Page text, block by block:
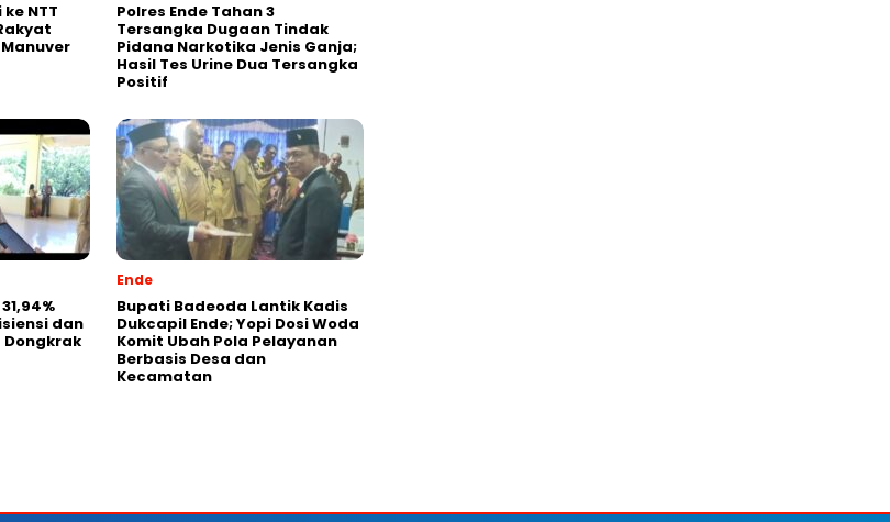
NTT
Polres Ende Tahan 3
Tersangka Dugaan Tindak
Pidana Narkotika Jenis Ganja;
Hasil Tes Urine Dua Tersangka
Positif
dan
Dongkrak
Ende
Bupati Badeoda Lantik Kadis
Dukcapil Ende; Yopi Dosi Woda
Komit Ubah Pola Pelayanan
Berbasis Desa dan
Kecamatan